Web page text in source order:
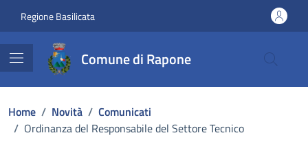
Regione Basilicata
Comune di Rapone
Home / Novità / Comunicati
/ Ordinanza del Responsabile del Settore Tecnico